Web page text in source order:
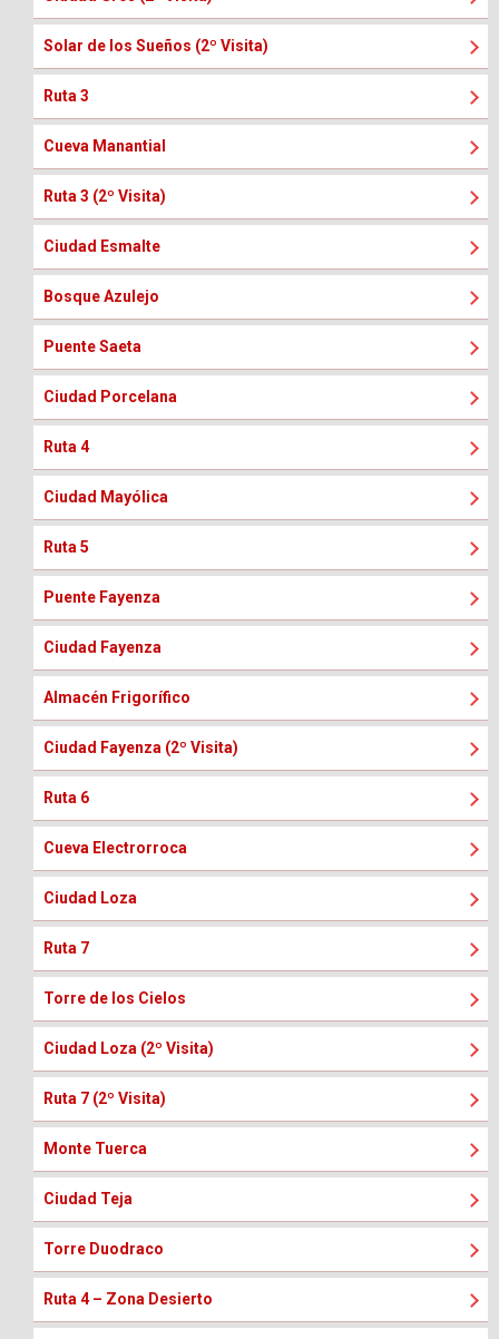
Solar de los Sueños (2º Visita)
Ruta 3
Cueva Manantial
Ruta 3 (2º Visita)
Ciudad Esmalte
Bosque Azulejo
Puente Saeta
Ciudad Porcelana
Ruta 4
Ciudad Mayólica
Ruta 5
Puente Fayenza
Ciudad Fayenza
Almacén Frigorífico
Ciudad Fayenza (2º Visita)
Ruta 6
Cueva Electrorroca
Ciudad Loza
Ruta 7
Torre de los Cielos
Ciudad Loza (2º Visita)
Ruta 7 (2º Visita)
Monte Tuerca
Ciudad Teja
Torre Duodraco
Ruta 4 – Zona Desierto